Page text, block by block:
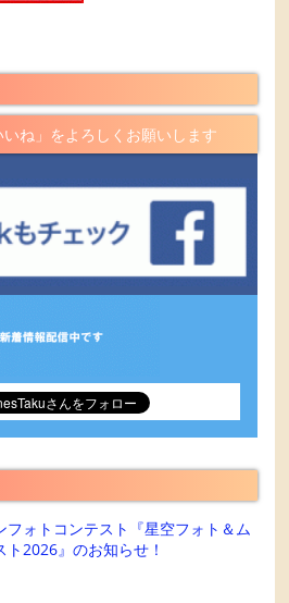
ね」をよろしくお願いします
フォトコンテスト『星空フォト＆ム
ト2026』のお知らせ！